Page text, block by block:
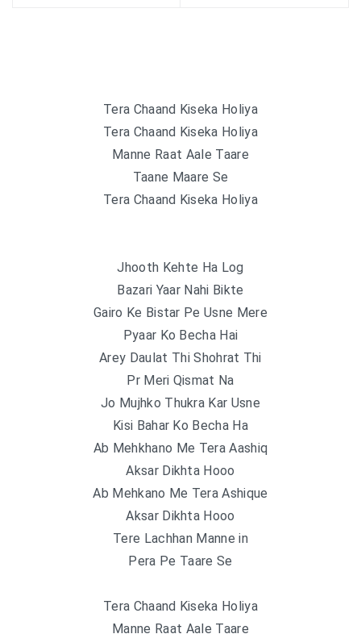
Tera Chaand Kiseka Holiya
Tera Chaand Kiseka Holiya
Manne Raat Aale Taare
Taane Maare Se
Tera Chaand Kiseka Holiya
Jhooth Kehte Ha Log
Bazari Yaar Nahi Bikte
Gairo Ke Bistar Pe Usne Mere
Pyaar Ko Becha Hai
Arey Daulat Thi Shohrat Thi
Pr Meri Qismat Na
Jo Mujhko Thukra Kar Usne
Kisi Bahar Ko Becha Ha
Ab Mehkhano Me Tera Aashiq
Aksar Dikhta Hooo
Ab Mehkano Me Tera Ashique
Aksar Dikhta Hooo
Tere Lachhan Manne in
Pera Pe Taare Se
Tera Chaand Kiseka Holiya
Manne Raat Aale Taare